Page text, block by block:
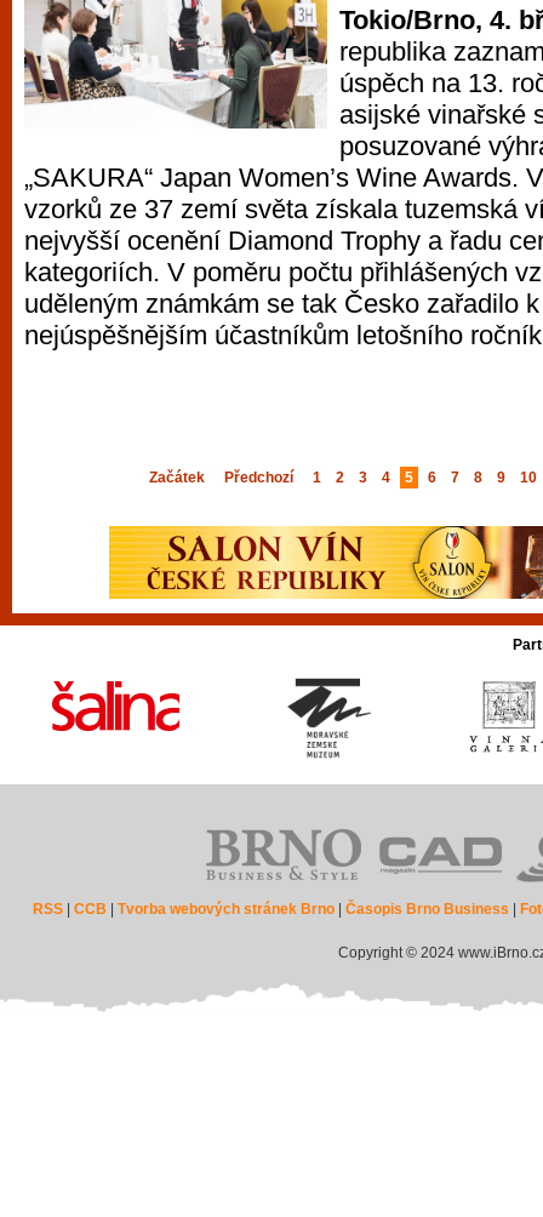
Tokio/Brno, 4.
republika
úspěch na 13.
asijské vinařské
posuzované
„SAKURA“ Japan Women’s Wine Awards.
vzorků ze 37 zemí světa získala tuzemská
nejvyšší ocenění Diamond Trophy a řadu
kategoriích. V poměru počtu přihlášených
uděleným známkám se tak Česko zařadilo
nejúspěšnějším účastníkům letošního
Začátek Předchozí 1 2 3 4 5 6 7 8 9 10
RSS |CCB |Tvorba webových stránek Brno |Časopis Brno Business
Copyright © 2024